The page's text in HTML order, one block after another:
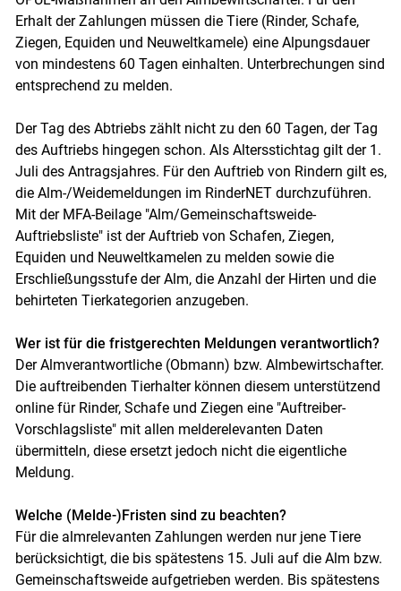
Skip to main content
Erhalt der Zahlungen müssen die Tiere (Rinder, Schafe,
Ziegen, Equiden und Neuweltkamele) eine Alpungsdauer
von mindestens 60 Tagen einhalten. Unterbrechungen sind
entsprechend zu melden.
Der Tag des Abtriebs zählt nicht zu den 60 Tagen, der Tag
des Auftriebs hingegen schon. Als Altersstichtag gilt der 1.
Juli des Antragsjahres. Für den Auftrieb von Rindern gilt es,
die Alm-/​​Weidemeldungen im RinderNET durchzuführen.
Mit der MFA-Beilage "Alm/​​Gemeinschaftsweide-
Auftriebsliste" ist der Auftrieb von Schafen, Ziegen,
Equiden und Neuweltkamelen zu melden sowie die
Erschließungsstufe der Alm, die Anzahl der Hirten und die
behirteten Tierkategorien anzugeben.
Wer ist für die fristgerechten Meldungen verantwortlich?
Der Almverantwortliche (Obmann) bzw. Almbewirtschafter.
Die auftreibenden Tierhalter können diesem unterstützend
online für Rinder, Schafe und Ziegen eine "Auftreiber-
Vorschlagsliste" mit allen melderelevanten Daten
übermitteln, diese ersetzt jedoch nicht die eigentliche
Meldung.
Welche (Melde-)Fristen sind zu beachten?
Für die almrelevanten Zahlungen werden nur jene Tiere
berücksichtigt, die bis spätestens 15. Juli auf die Alm bzw.
Gemeinschaftsweide aufgetrieben werden. Bis spätestens